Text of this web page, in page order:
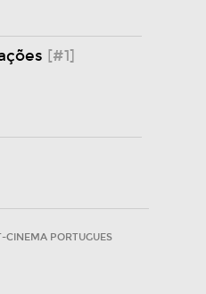
[#1]
CINEMA PORTUGUES